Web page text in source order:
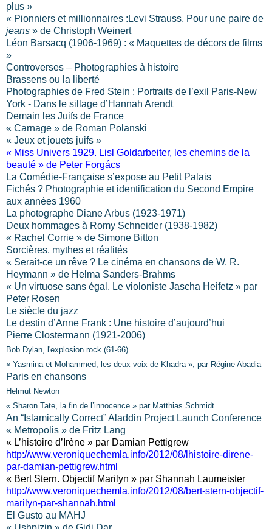
plus »
« Pionniers et millionnaires :Levi Strauss, Pour une paire de
jeans » de Christoph Weinert
Léon Barsacq (1906-1969) : « Maquettes de décors de films
»
Controverses – Photographies à histoire
Brassens ou la liberté
Photographies de Fred Stein : Portraits de l’exil Paris-New
York - Dans le sillage d’Hannah Arendt
Demain les Juifs de France
« Carnage » de Roman Polanski
« Jeux et jouets juifs »
« Miss Univers 1929. Lisl Goldarbeiter, les chemins de la
beauté » de Peter Forgács
La Comédie-Française s’expose au Petit Palais
Fichés ? Photographie et identification du Second Empire
aux années 1960
La photographe Diane Arbus (1923-1971)
Deux hommages à Romy Schneider (1938-1982)
« Rachel Corrie » de Simone Bitton
Sorcières, mythes et réalités
« Serait-ce un rêve ? Le cinéma en chansons de W. R.
Heymann » de Helma Sanders-Brahms
« Un virtuose sans égal. Le violoniste Jascha Heifetz » par
Peter Rosen
Le siècle du jazz
Le destin d’Anne Frank : Une histoire d’aujourd’hui
Pierre Clostermann (1921-2006)
Bob Dylan, l'explosion rock (61-66)
« Yasmina et Mohammed, les deux voix de Khadra », par Régine Abadia
Paris en chansons
Helmut Newton
« Sharon Tate, la fin de l’innocence » par Matthias Schmidt
An “Islamically Correct” Aladdin Project Launch Conference
« Metropolis » de Fritz Lang
« L’histoire d’Irène » par Damian Pettigrew
http://www.veroniquechemla.info/2012/08/lhistoire-direne-
par-damian-pettigrew.html
« Bert Stern. Objectif Marilyn » par Shannah Laumeister
http://www.veroniquechemla.info/2012/08/bert-stern-objectif-
marilyn-par-shannah.html
El Gusto au MAHJ